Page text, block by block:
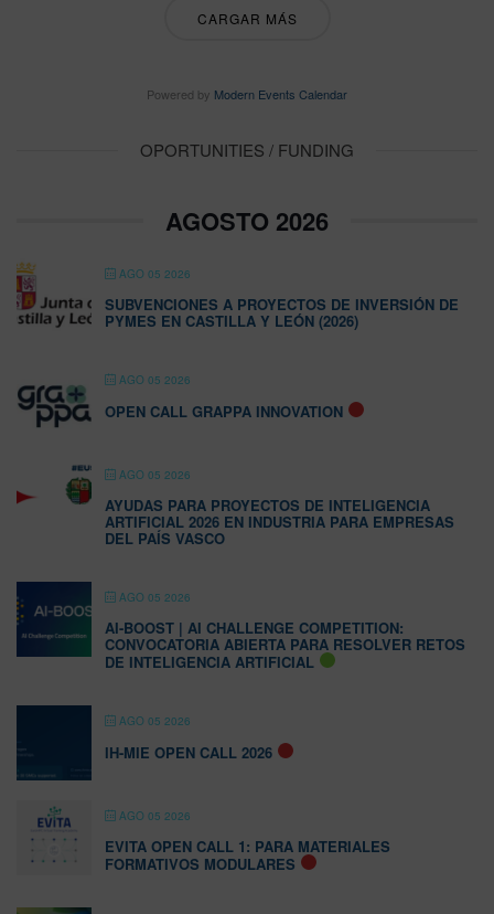
CARGAR MÁS
Powered by Modern Events Calendar
OPORTUNITIES / FUNDING
AGOSTO 2026
AGO 05 2026
SUBVENCIONES A PROYECTOS DE INVERSIÓN DE
PYMES EN CASTILLA Y LEÓN (2026)
AGO 05 2026
OPEN CALL GRAPPA INNOVATION
AGO 05 2026
AYUDAS PARA PROYECTOS DE INTELIGENCIA
ARTIFICIAL 2026 EN INDUSTRIA PARA EMPRESAS
DEL PAÍS VASCO
AGO 05 2026
AI-BOOST | AI CHALLENGE COMPETITION:
CONVOCATORIA ABIERTA PARA RESOLVER RETOS
DE INTELIGENCIA ARTIFICIAL
AGO 05 2026
IH-MIE OPEN CALL 2026
AGO 05 2026
EVITA OPEN CALL 1: PARA MATERIALES
FORMATIVOS MODULARES